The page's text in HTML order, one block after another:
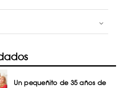
Un pequeñito de 35 años de